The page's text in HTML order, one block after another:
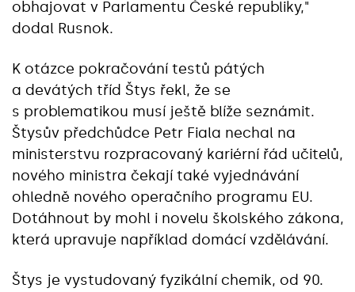
obhajovat v Parlamentu České republiky,"
dodal Rusnok.
K otázce pokračování testů pátých
a devátých tříd Štys řekl, že se
s problematikou musí ještě blíže seznámit.
Štysův předchůdce Petr Fiala nechal na
ministerstvu rozpracovaný kariérní řád učitelů,
nového ministra čekají také vyjednávání
ohledně nového operačního programu EU.
Dotáhnout by mohl i novelu školského zákona,
která upravuje například domácí vzdělávání.
Štys je vystudovaný fyzikální chemik, od 90.